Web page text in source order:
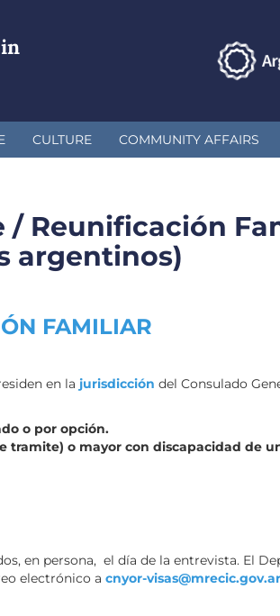
CULTURE COMMUNITY AFFAIRS
/ Reunificación
argentinos)
FAMILIAR
en la jurisdicción del Consulado
o por opción.
tramite) o mayor con discapacidad de
en persona, el día de la entrevista. El
electrónico a cnyor-visas@mrecic.gov.ar